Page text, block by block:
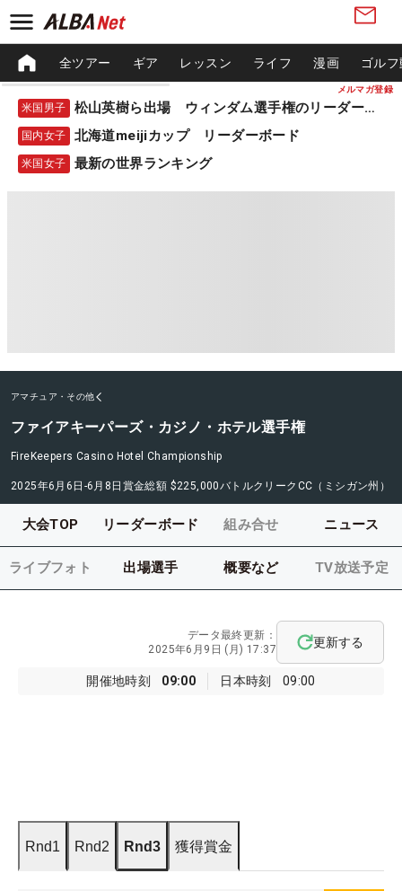
メルマガ登録
全ツアー ギア レッスン ライフ 漫画 ゴル
米国男子 松山英樹ら出場 ウィンダム選手権のリーダーボード
国内女子 北海道meijiカップ リーダーボード
米国女子 最新の世界ランキング
アマチュア・その他
ファイアキーパーズ・カジノ・ホテル選手権
FireKeepers Casino Hotel Championship
2025年6月6日-6月8日 賞金総額 $225,000バトルクリークCC（ミシガン州）
大会TOP リーダーボード 組み合せ ニュース
ライブフォト 出場選手 概要など TV放送予定
開催地時刻 09:00 日本時刻 09:00
データ最終更新：
2025年6月9日 (月) 17:37
更新する
Rnd1 Rnd2 Rnd3 獲得賞金